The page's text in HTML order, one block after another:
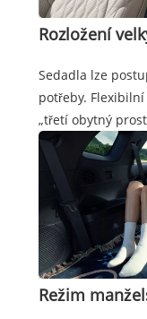
Rozložení
Sedadla lze
potřeby.
„třetí obytný
Režim